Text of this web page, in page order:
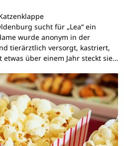
sucht für „Lea“ ein
wurde anonym in der
tierärztlich versorgt, kastriert,
über einem Jahr steckt sie…